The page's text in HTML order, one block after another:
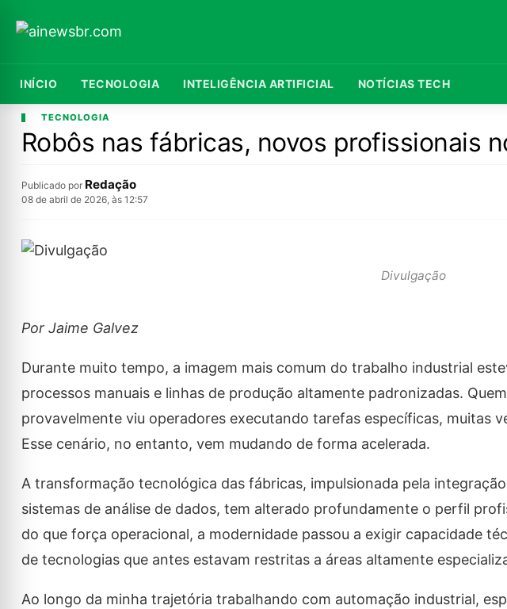
INÍCIO TECNOLOGIA INTELIGÊNCIA ARTIFICIAL NOTÍCIAS TECH
TECNOLOGIA
Robôs nas fábricas, novos profissionais
Publicado por Redação
08 de abril de 2026, às 12:57
Divulgação
Por Jaime Galvez
Durante muito tempo, a imagem mais comum do trabalho industrial
processos manuais e linhas de produção altamente padronizadas.
provavelmente viu operadores executando tarefas específicas, muitas
Esse cenário, no entanto, vem mudando de forma acelerada.
A transformação tecnológica das fábricas, impulsionada pela
sistemas de análise de dados, tem alterado profundamente o perfil
do que força operacional, a modernidade passou a exigir capacidade
de tecnologias que antes estavam restritas a áreas altamente
Ao longo da minha trajetória trabalhando com automação industrial,